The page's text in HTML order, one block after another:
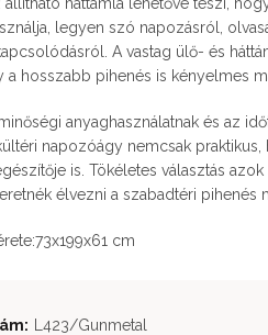
legyen szó napozásról,
A vastag ülő- és
a hosszabb pihenés is kényelmes
anyaghasználatnak és az
napozóágy nemcsak
is. Tökéletes választás
élvezni a szabadtéri pihenés
cm
L423/Gunmetal